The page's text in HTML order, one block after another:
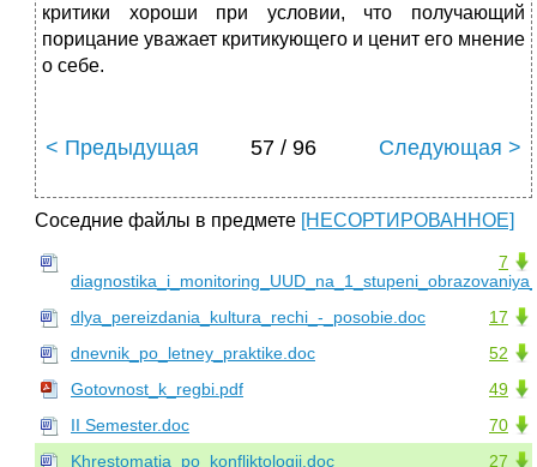
критики хороши при усло­вии, что получающий
порицание уважает критикующего и ценит его мнение
о себе.
< Предыдущая 57 / 96 Следующая >
Соседние файлы в предмете [НЕСОРТИРОВАННОЕ]
7
17
dlya_pereizdania_kultura_rechi_-_posobie.doc
52
dnevnik_po_letney_praktike.doc
49
Gotovnost_k_regbi.pdf
70
II Semester.doc
27
Khrestomatia_po_konfliktologii.doc